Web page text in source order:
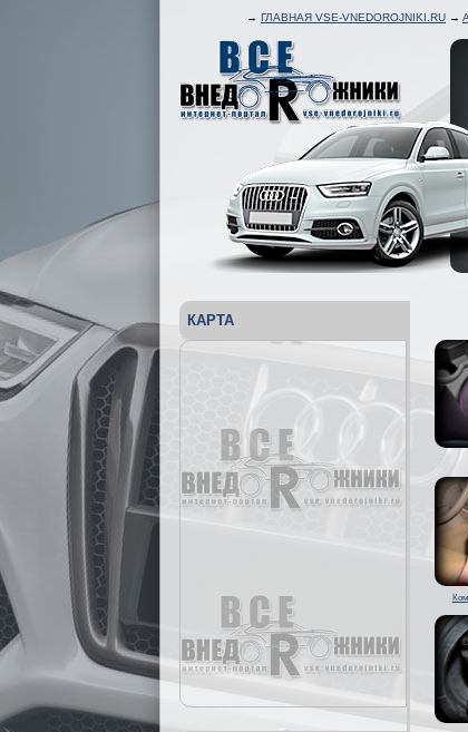
→ ГЛАВНАЯ VSE-VNEDOROJNIKI.RU →
КАРТА